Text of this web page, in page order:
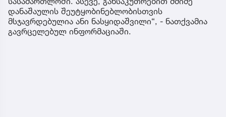
დანაშაულის შეუტყობინებლობისთვის
მსჯავრდებულია ანი ნასყიდაშვილი“, - ნათქვამია
გავრცელებულ ინფორმაციაში.